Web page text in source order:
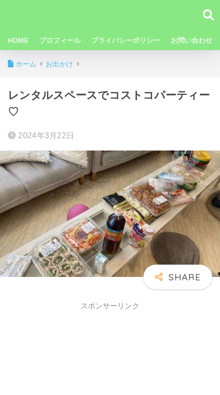
HOME プロフィール プライバシーポリシー お問い合わせ
ホーム お出かけ
レンタルスペースでコストコパーティー
♡
2024年3月22日
スポンサーリンク